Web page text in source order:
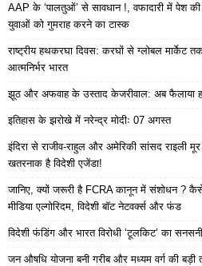
AAP के ‘पालतुओं’ से सावधान !, वफादारी में पेश
युवाओं को गुमराह करने का टास्क
राष्ट्रीय हथकरघा दिवस: करघों से ग्लोबल मार्केट
आत्मनिर्भर भारत
झूठ और अफवाह के उस्ताद केजरीवाल: अब फैलाया
इतिहास के झरोखे में नरेन्द्र मोदीः 07 अगस्त
इंदिरा से राजीव-राहुल और अमेरिकी सांसद राइली
खतरनाक है विदेशी एजेंडा!
जानिए, क्यों जरूरी है FCRA कानून में संशोधन ?
मीडिया एल्गोरिदम, विदेशी बॉट नेटवर्क्स और फंड
विदेशी फंडिंग और भारत विरोधी ‘टूलकिट’ का
जन औषधि योजना बनी गरीब और मध्यम वर्ग की